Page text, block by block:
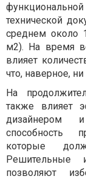
технической
среднем около
м2). На время
влияет
что, наверное,
На
также влияет
дизайнером
способность
которые
Решительные
позволяют